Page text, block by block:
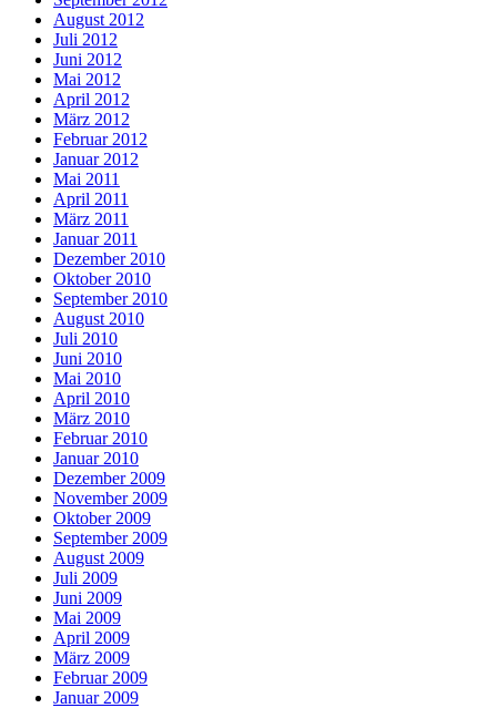
August 2012
Juli 2012
Juni 2012
Mai 2012
April 2012
März 2012
Februar 2012
Januar 2012
Mai 2011
April 2011
März 2011
Januar 2011
Dezember 2010
Oktober 2010
September 2010
August 2010
Juli 2010
Juni 2010
Mai 2010
April 2010
März 2010
Februar 2010
Januar 2010
Dezember 2009
November 2009
Oktober 2009
September 2009
August 2009
Juli 2009
Juni 2009
Mai 2009
April 2009
März 2009
Februar 2009
Januar 2009